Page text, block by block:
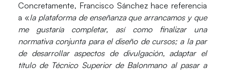
Concretamente, Francisco Sánchez hace referencia
a «la plataforma de enseñanza que arrancamos y que
me gustaría completar, así como finalizar una
normativa conjunta para el diseño de cursos; a la par
de desarrollar aspectos de divulgación, adaptar el
título de Técnico Superior de Balonmano al pasar a